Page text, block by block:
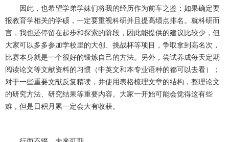
因此，也希望学弟学妹们将我的经历作为前车之鉴：如果确定要
报教育学相关的学硕，一定要重视科研并且提高绩点排名。就科研而
言，我也还停留在起步和探索的阶段，因此能提供的建议比较少，但
大家可以多多参加学校里的大创、挑战杯等项目，争取拿到高名次，
比赛本身就是一个很好的锻炼自己的方法。另外，尝试养成每天定期
阅读论文等文献资料的习惯（中英文和本专业语种的都可以去看）；
对于一些重要文献反复精读，并使用表格梳理文章的结构，整理论文
的研究方法、研究结果等重要内容。大家一开始可能会觉得这有些
难，但是日积月累一定会大有收获。